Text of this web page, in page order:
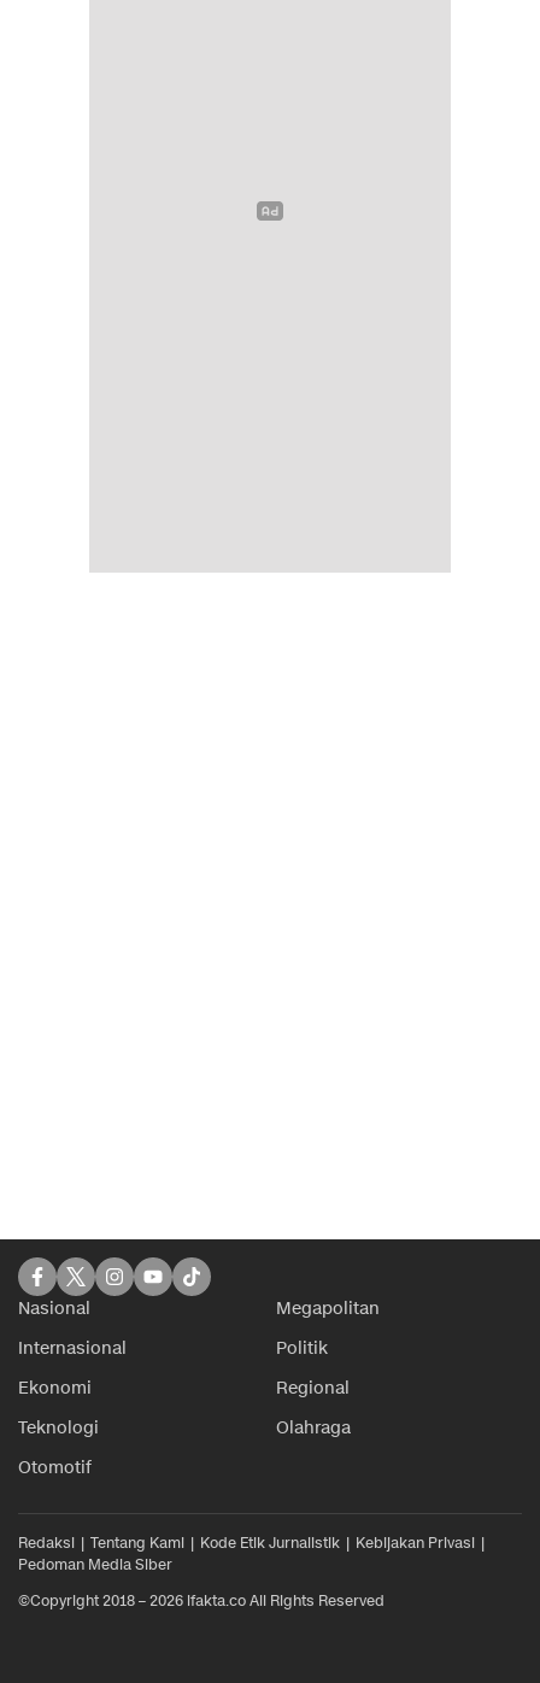
Nasional
Megapolitan
Internasional
Politik
Ekonomi
Regional
Teknologi
Olahraga
Otomotif
Redaksi Tentang Kami Kode Etik Jurnalistik
Kebijakan Privasi
Pedoman Media Siber
©Copyright 2018 – 2026 ifakta.co All Rights Reserved